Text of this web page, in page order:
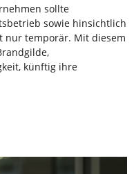
sollte
sowie hinsichtlich
nur temporär. Mit diesem
künftig ihre